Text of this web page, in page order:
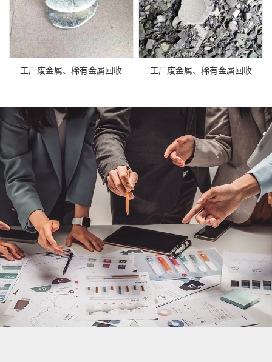
工厂废金属、稀有金属回收 工厂废金属、稀有金属回收